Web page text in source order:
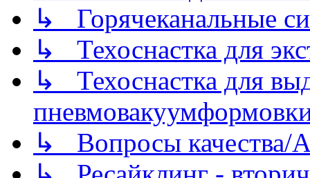
↳ Горячеканальные
↳ Техоснастка для
↳ Техоснастка для
↳ Вопросы качества/